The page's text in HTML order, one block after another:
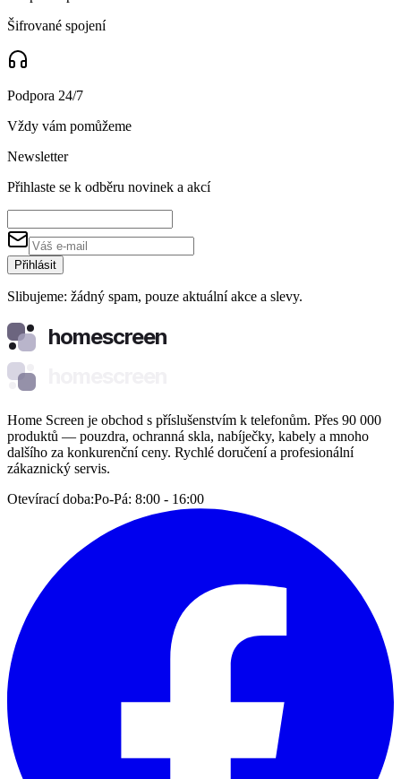
Šifrované spojení
Podpora 24/7
Vždy vám pomůžeme
Newsletter
Přihlaste se k odběru novinek a akcí
Přihlásit
Slibujeme: žádný spam, pouze aktuální akce a slevy.
homescreen
Home Screen je obchod s příslušenstvím k telefonům. Přes 90 000
produktů — pouzdra, ochranná skla, nabíječky, kabely a mnoho
dalšího za konkurenční ceny. Rychlé doručení a profesionální
zákaznický servis.
Otevírací doba:Po-Pá: 8:00 - 16:00